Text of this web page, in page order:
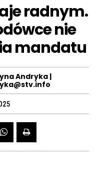
radnym.
nie
mandatu
Andryka |